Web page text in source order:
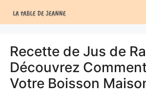
au
Recette de Jus de
Découvrez
Votre Boisson